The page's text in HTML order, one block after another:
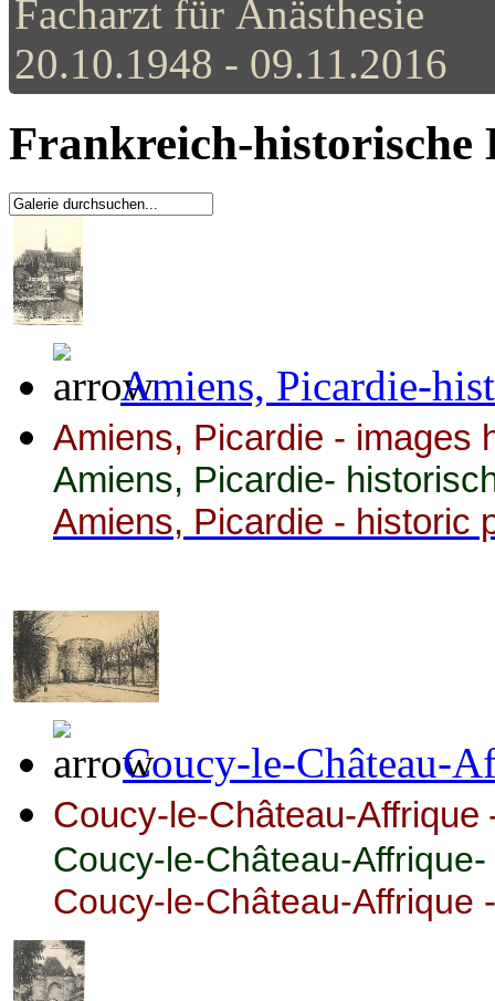
Facharzt für Anästhesie
20.10.1948 - 09.11.2016
Frankreich-historische
Amiens, Picardie-
Amiens, Picardie - images
Amiens, Picardie-
Amiens, Picardie - historic
Coucy-le-Château-
Coucy-le-Château-Affrique
Coucy-le-Château-Affrique-
Coucy-le-Château-Affrique